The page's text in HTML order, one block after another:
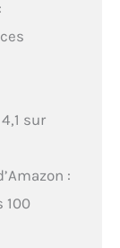
sur
:
100